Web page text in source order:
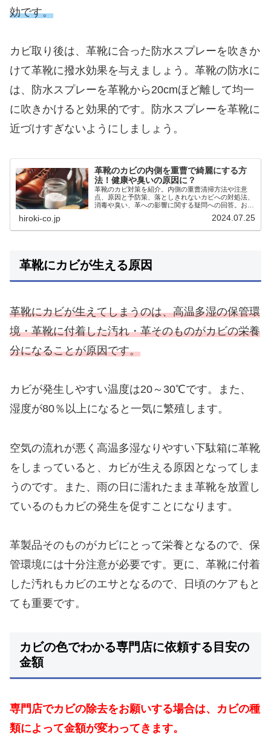
効です。
カビ取り後は、革靴に合った防水スプレーを吹きか
けて革靴に撥水効果を与えましょう。革靴の防水に
は、防水スプレーを革靴から20cmほど離して均一
に吹きかけると効果的です。防水スプレーを革靴に
近づけすぎないようにしましょう。
革靴のカビの内側を重曹で綺麗にする方
法！健康や臭いの原因に？
革靴のカビ対策を紹介。内側の重曹清掃方法や注意
点、原因と予防策、落としきれないカビへの対処法、
消毒や臭い、革への影響に関する疑問への回答。おす
し、革靴のカビ除去方法をまとめたガイド。
hiroki-co.jp 2024.07.25
革靴にカビが生える原因
革靴にカビが生えてしまうのは、高温多湿の保管環
境・革靴に付着した汚れ・革そのものがカビの栄養
分になることが原因です。
カビが発生しやすい温度は20～30℃です。また、
湿度が80％以上になると一気に繁殖します。
空気の流れが悪く高温多湿なりやすい下駄箱に革靴
をしまっていると、カビが生える原因となってしま
うのです。また、雨の日に濡れたまま革靴を放置し
ているのもカビの発生を促すことになります。
革製品そのものがカビにとって栄養となるので、保
管環境には十分注意が必要です。 更に、革靴に付着
した汚れもカビのエサとなるので、日頃のケアもと
ても重要です。
カビの色でわかる専門店に依頼する目安の
金額
専門店でカビの除去をお願いする場合は、カビの種
類によって金額が変わってきます。